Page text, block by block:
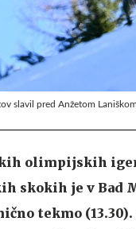
slavil pred Anžetom
olimpijskih
skokih je v
tekmo